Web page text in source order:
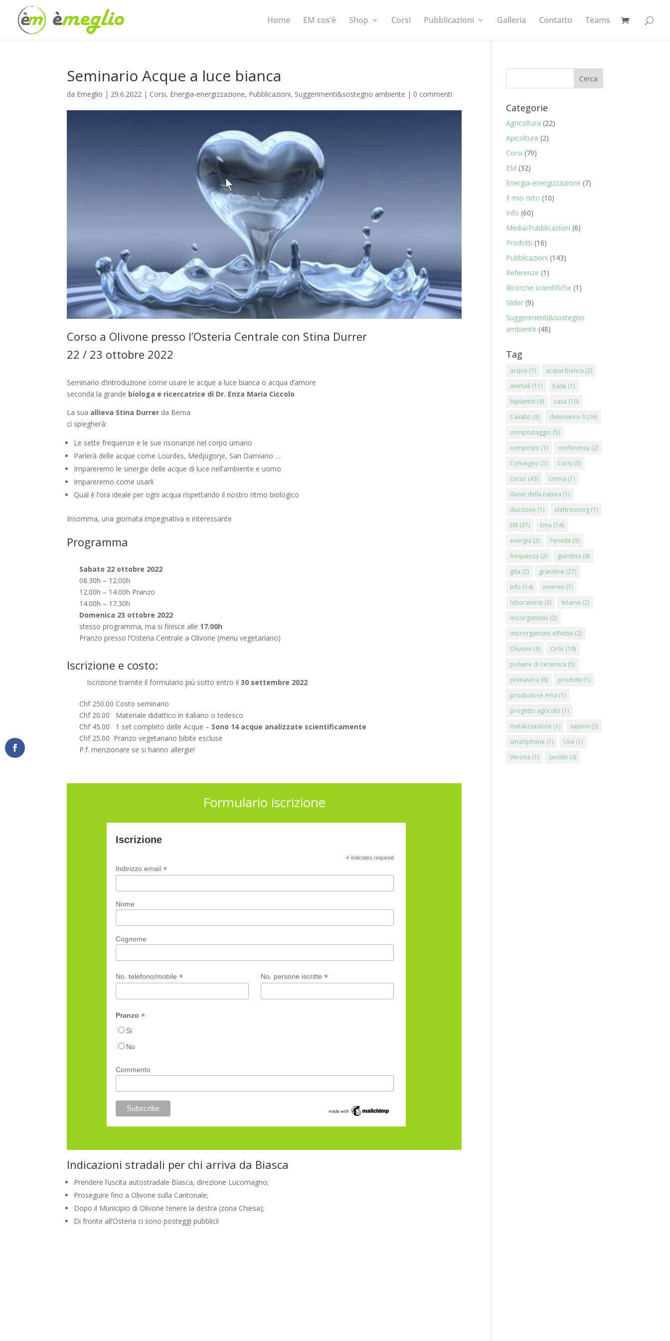
Home EM cos’è Shop Corsi Pubblicazioni Galleria Contatto Teams
Seminario Acque a luce bianca
da Emeglio | 29.6.2022 | Corsi, Energia-energizzazione, Pubblicazioni, Suggerimenti&sostegno ambiente | 0 commenti
Corso a Olivone presso l’Osteria Centrale con Stina Durrer
22 / 23 ottobre 2022
Seminario d’introduzione come usare le acque a luce bianca o acqua d’amore
seconda la grande biologa e ricercatrice di Dr. Enza Maria Ciccolo
La sua allieva Stina Durrer da Berna
ci spiegherà:
Le sette frequenze e le sue risonanze nel corpo umano
Parlerà delle acque come Lourdes, Medjugorje, San Damiano …
Impareremo le sinergie delle acque di luce nell’ambiente e uomo
Impareremo come usarli
Qual è l’ora ideale per ogni acqua rispettando il nostro ritmo biologico
Insomma, una giornata impegnativa e interessante
Programma
Sabato 22 ottobre 2022
08.30h – 12.00h
12.00h – 14.00h Pranzo
14.00h – 17.30h
Domenica 23 ottobre 2022
stesso programma, ma si finisce alle 17.00h
Pranzo presso l’Osteria Centrale a Olivone (menu vegetariano)
Iscrizione e costo:
Iscrizione tramite il formulario più sotto entro il30 settembre 2022
Chf 250.00 Costo seminario
Chf 20.00 Materiale didattico in italiano o tedesco
Chf 45.00 1 set completo delle Acque – Sono 14 acque analizzate scientificamente
Chf 25.00 Pranzo vegetariano bibite escluse
P.f. menzionare se si hanno allergie!
Formulario iscrizione
Iscrizione
* indicates required
Indirizzo email *
Nome
Cognome
No. telefono/mobile * No. persone iscritte *
Pranzo *
Si
No
Commento
Indicazioni stradali per chi arriva da Biasca
Prendere l’uscita autostradale Biasca, direzione Lucomagno;
Proseguire fino a Olivone sulla Cantonale;
Dopo il Municipio di Olivone tenere la destra (zona Chiesa);
Di fronte all’Osteria ci sono posteggi pubblici!
Categorie
Agricoltura (22)
Apicoltura (2)
Corsi (79)
EM (32)
Energia-energizzazione (7)
Il mio orto (10)
Info (60)
Media/Pubblicazioni (6)
Prodotti (16)
Pubblicazioni (143)
Referenze (1)
Ricerche scientifiche (1)
Slider (9)
Suggerimenti&sostegno
ambiente (48)
Tag
acqua (1) acqua bianca (2)
animali (11) base (1)
biplantol (4) casa (10)
Cavallo (3) chilometro 0 (26)
compostaggio (5)
composto (1) conferenza (2)
Convegno (1) Corsi (3)
corso (43) crema (1)
danni della natura (1)
diuizione (1) elettrosmog (1)
EM (37) Ema (14)
energia (2) Fervida (3)
frequenza (2) giardino (8)
gita (2) grandine (27)
Info (14) inverno (7)
laboratorio (3) letame (2)
micorganismi (2)
microrganismi effettivi (2)
Olivone (3) Orto (19)
polvere di ceramica (5)
primavera (8) prodotti (1)
produzione ema (1)
progetto agricolo (1)
rivitalizzazione (1) saponi (3)
smartphone (1) Uva (1)
Verona (1) zeolith (4)